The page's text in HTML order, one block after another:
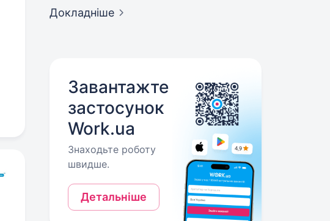
Докладніше
Завантажте
застосунок
Work.ua
Знаходьте роботу
швидше.
Детальніше